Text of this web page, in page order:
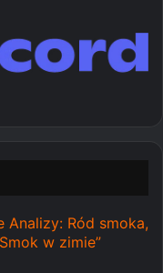
Analizy: Ród smoka,
w zimie”